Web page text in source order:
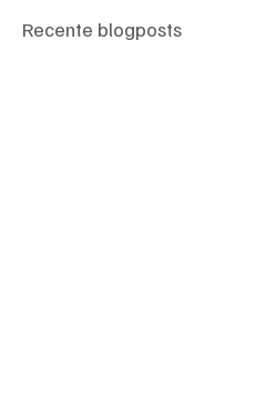
Recente blogposts